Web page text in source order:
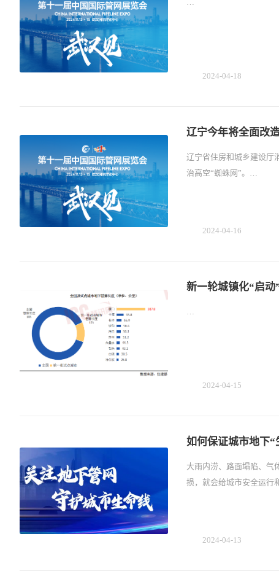
2024-04-18
辽宁今年将全面改
辽宁省住房和城乡建设厅
治高空“蜘蛛网”。…
2024-04-16
新一轮城镇化“启
2024-04-15
如何保证城市地下“
大雨内涝、路面塌陷、
损，就会给城市安全运行
2024-04-13